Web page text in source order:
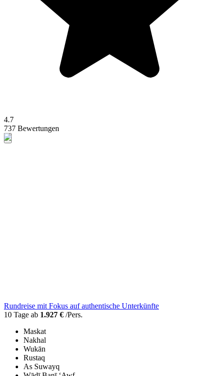
4.7
737 Bewertungen
Rundreise mit Fokus auf authentische Unterkünfte
10 Tage ab 1.927 € /Pers.
Maskat
Nakhal
Wukān
Rustaq
As Suwayq